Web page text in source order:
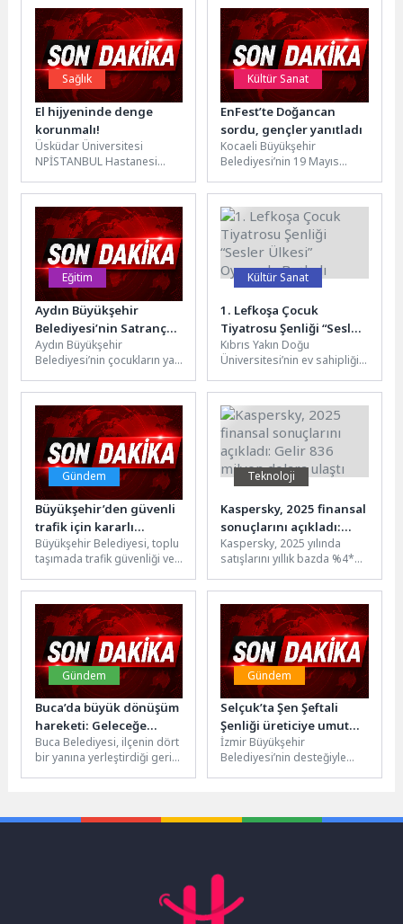
Sağlık
El hijyeninde denge
korunmalı!
Üsküdar Üniversitesi
NPİSTANBUL Hastanesi
Klinik Mikrobiyoloji Uzmanı
Dr. Dilek Leyla Mamçu, 5...
Kültür Sanat
EnFest’te Doğancan
sordu, gençler yanıtladı
Kocaeli Büyükşehir
Belediyesi’nin 19 Mayıs
Spor Bayramı kapsamında
düzenlediği EnFest,
birbirinden...
Eğitim
Aydın Büyükşehir
Belediyesi’nin Satranç
Eğitimleri Sürüyor
Aydın Büyükşehir
Belediyesi’nin çocukların yaz
keyifli bir şekilde
değerlendirmesi amacıyla
düzenlediği...
Kültür Sanat
1. Lefkoşa Çocuk
Tiyatrosu Şenliği “Sesler
Ülkesi” Oyunuyla Başladı
Kıbrıs Yakın Doğu
Üniversitesi’nin ev sahipliğini
Tiyatrosu Şenliği, İstanbul
Büyükşehir Belediyesi...
Gündem
Büyükşehir’den güvenli
trafik için kararlı
denetim
Büyükşehir Belediyesi, toplu
taşımada trafik güvenliği ve
adına denetimlerini
sürdürüyor. Ulaşım
ekiplerinin...
Teknoloji
Kaspersky, 2025 finansal
sonuçlarını açıkladı:
Gelir 836 milyon dolara
ulaştı
Kaspersky, 2025 yılında
satışlarını yıllık bazda %4*
ABD doları seviyesine
taşıdı....
Gündem
Buca’da büyük dönüşüm
hareketi: Geleceğe
miras, doğaya nefes!
Buca Belediyesi, ilçenin dört
bir yanına yerleştirdiği geri
Gündem
Selçuk’ta Şen Şeftali
Şenliği üreticiye umut
oldu
İzmir Büyükşehir
Belediyesi’nin desteğiyle